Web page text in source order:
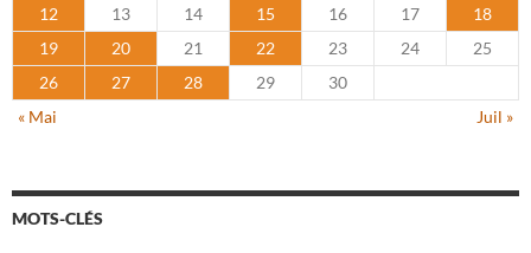
12
13 14 15 16 17
18
19
20 21 22 23 24
25
26
27 28 29
30
« Mai
Juil »
MOTS-CLÉS